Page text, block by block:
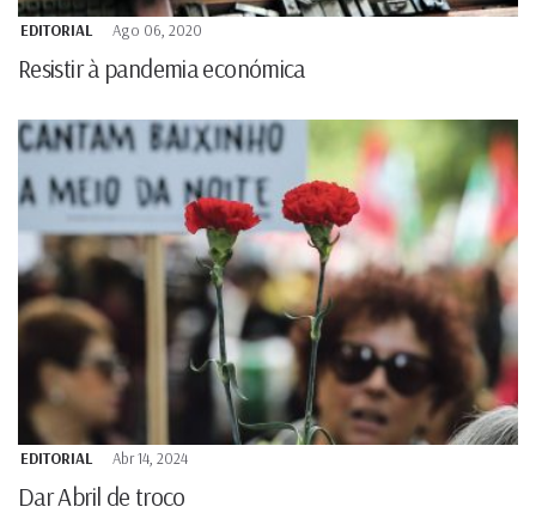
EDITORIAL Ago 06, 2020
Resistir à pandemia económica
EDITORIAL Abr 14, 2024
Dar Abril de troco